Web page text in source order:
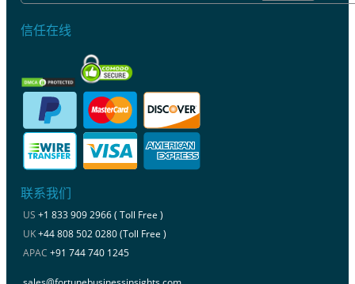
信任在线
联系我们
US +1 833 909 2966 ( Toll Free )
UK+44 808 502 0280 (Toll Free )
APAC +91 744 740 1245